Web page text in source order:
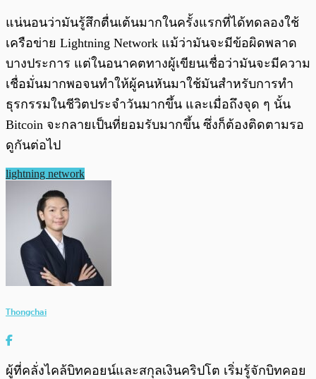
แน่นอนว่ามันรู้สึกตื่นเต้นมากในครั้งแรกที่ได้ทดลองใช้
เครือข่าย Lightning Network แม้ว่ามันจะมีข้อผิดพลาด
บางประการ แต่ในอนาคตทางผู้เขียนเชื่อว่ามันจะมีความ
เชื่อมั่นมากพอจนทำให้ผู้คนหันมาใช้มันสำหรับการทำ
ธุรกรรมในชีวิตประจำวันมากขึ้น และเมื่อถึงจุด ๆ นั้น
Bitcoin จะกลายเป็นที่ยอมรับมากขึ้น ซึ่งก็ต้องติดตามรอ
ดูกันต่อไป
lightning network
Thongchai
ผู้ที่คลั่งไคล้บิทคอยน์และสกุลเงินคริปโต เริ่มรู้จักบิทคอย